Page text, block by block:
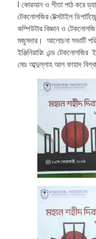
l কোরআন ও গীতা পাঠ করে
টেকনোলজির টেক্সটাইল
কম্পিউটার বিজ্ঞান ও টেকনোলজি
মজুমদার। আলোচনা সভাটি
ইঞ্জিনিয়ারিং এন্ড টেকনোলজির
মোঃ আব্দুল্লাহ আল ফাহাদ